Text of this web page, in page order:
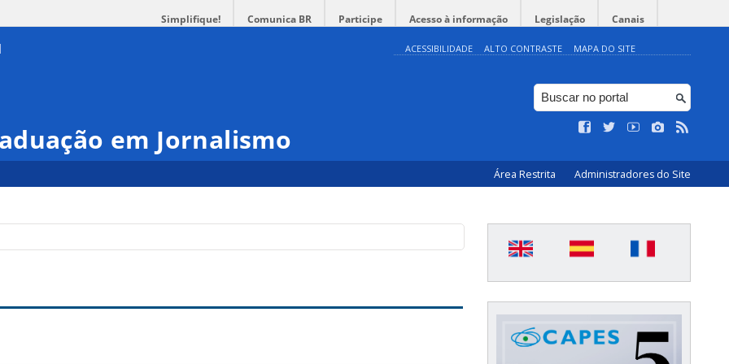
Simplifique! Comunica BR Participe Acesso à informação Legislação Canais
ACESSIBILIDADE ALTO CONTRASTE MAPA DO SITE
em Jornalismo
Área Restrita Administradores do Site